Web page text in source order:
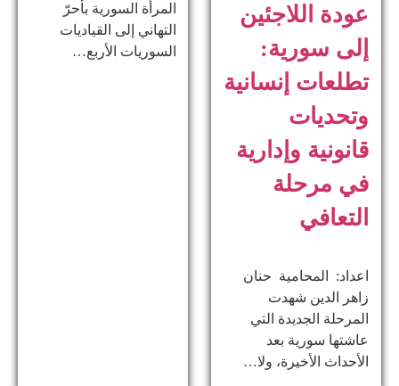
عودة اللاجئين
إلى سورية:
تطلعات إنسانية
وتحديات
قانونية وإدارية
في مرحلة
التعافي
اعداد: المحامية حنان
زاهر الدين ​شهدت
المرحلة الجديدة التي
عاشتها سورية بعد
الأحداث الأخيرة، ولا…
المرأة السورية بأحرّ
التهاني إلى القياديات
السوريات الأربع…